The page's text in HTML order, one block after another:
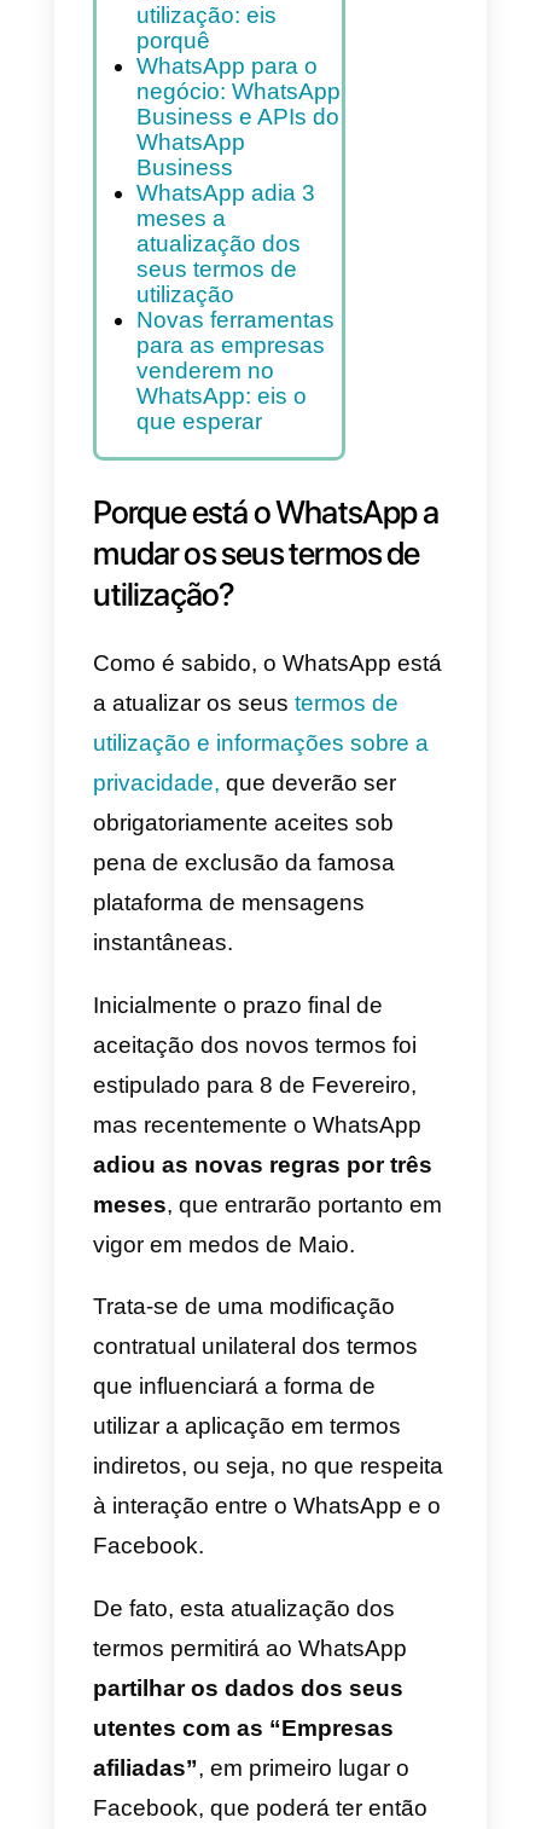
Porque está o
WhatsApp a mudar
os seus termos de
utilização?
O WhatsApp obriga
os seus usuários a
aceitar os novos
termos de
utilização: eis
porquê
WhatsApp para o
negócio: WhatsApp
Business e APIs do
WhatsApp
Business
meses a
atualização dos
seus termos de
utilização
para as empresas
venderem no
WhatsApp: eis o
que esperar
Porque está o WhatsApp a
mudar os seus termos de
Como é sabido, o WhatsApp
a atualizar os seustermos de
utilização e informações sobre a
privacidade,que deverão ser
obrigatoriamente aceites sob
pena de exclusão da famosa
plataforma de mensagens
instantâneas.
Inicialmente o prazo final de
aceitação dos novos termos foi
mas recentemente o WhatsApp
adiou as novas regras por três
meses, que entrarão portanto
vigor em medos de Maio.